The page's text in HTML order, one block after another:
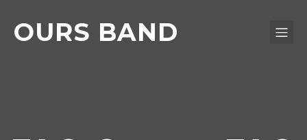
OURS BAND